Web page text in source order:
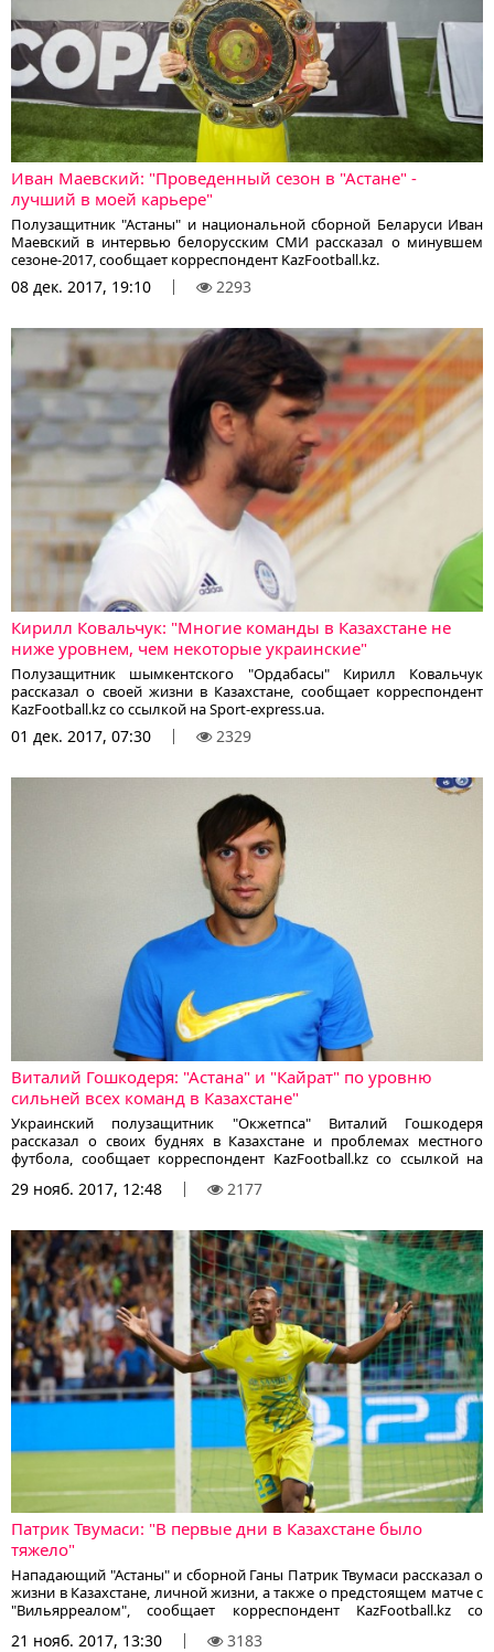
Иван Маевский: "Проведенный сезон в "Астане" -
лучший в моей карьере"
Полузащитник "Астаны" и национальной сборной Беларуси Иван
Маевский в интервью белорусским СМИ рассказал о минувшем
сезоне-2017, сообщает корреспондент KazFootball.kz.
08 дек. 2017, 19:10 2293
Кирилл Ковальчук: "Многие команды в Казахстане не
ниже уровнем, чем некоторые украинские"
Полузащитник шымкентского "Ордабасы" Кирилл Ковальчук
рассказал о своей жизни в Казахстане, сообщает корреспондент
KazFootball.kz со ссылкой на Sport-express.ua.
01 дек. 2017, 07:30 2329
Виталий Гошкодеря: "Астана" и "Кайрат" по уровню
сильней всех команд в Казахстане"
Украинский полузащитник "Окжетпса" Виталий Гошкодеря
рассказал о своих буднях в Казахстане и проблемах местного
футбола, сообщает корреспондент KazFootball.kz со ссылкой на
29 нояб. 2017, 12:48 2177
Патрик Твумаси: "В первые дни в Казахстане было
тяжело"
Нападающий "Астаны" и сборной Ганы Патрик Твумаси рассказал о
жизни в Казахстане, личной жизни, а также о предстоящем матче с
"Вильярреалом", сообщает корреспондент KazFootball.kz со
21 нояб. 2017, 13:30 3183